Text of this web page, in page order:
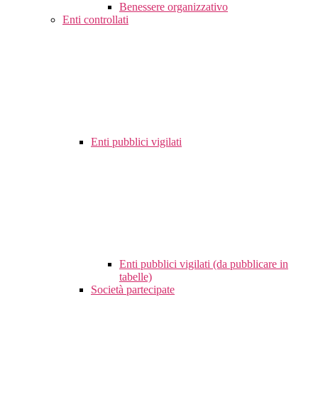
Benessere organizzativo
Enti controllati
Enti pubblici vigilati
Enti pubblici vigilati (da pubblicare in
tabelle)
Società partecipate